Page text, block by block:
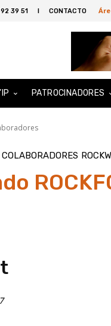
39 51 I CONTACTO
PATROCINADORES